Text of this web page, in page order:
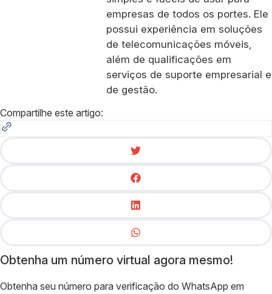
empresas de todos os portes. Ele
possui experiência em soluções
de telecomunicações móveis,
além de qualificações em
serviços de suporte empresarial e
de gestão.
Compartilhe este artigo:
Obtenha um número virtual agora mesmo!
Obtenha seu número para verificação do WhatsApp em